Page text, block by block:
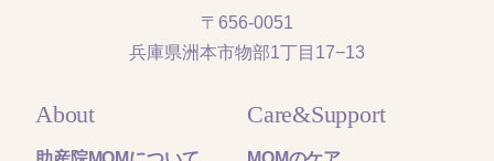
〒656-0051
兵庫県洲本市物部1丁目17−13
About Care&Support